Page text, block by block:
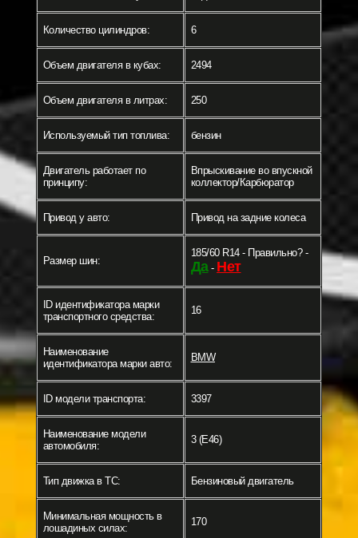
Количество цилиндров: 6
Объем двигателя в кубах: 2494
Объем двигателя в литрах: 250
Используемый тип топлива: бензин
Двигатель работает по
принципу:
Впрыскивание во впускной
коллектор/Карбюратор
Привод у авто: Привод на задние колеса
Размер шин:
185/60 R14 - Правильно? -
Да- Нет
ID идентификатора марки
транспортного средства:
16
Наименование
идентификатора марки авто:
BMW
ID модели транспорта: 3397
Наименование модели
автомобиля:
3 (E46)
Тип движка в ТС: Бензиновый двигатель
Минимальная мощность в
лошадиных силах:
170